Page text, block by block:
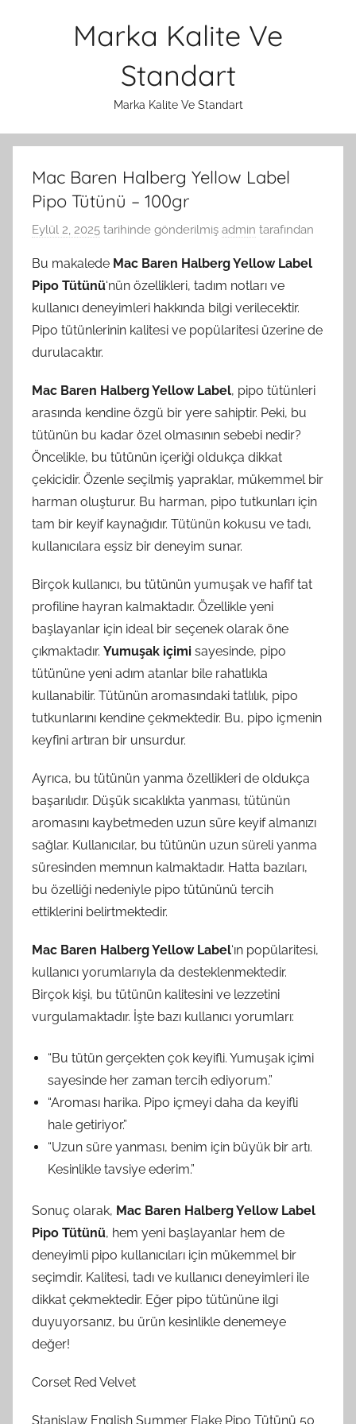
Marka Kalite Ve
Standart
Marka Kalite Ve Standart
Mac Baren Halberg Yellow Label
Pipo Tütünü – 100gr
Eylül 2, 2025 tarihinde gönderilmiş admin tarafından
Bu makalede Mac Baren Halberg Yellow Label
Pipo Tütünü‘nün özellikleri, tadım notları ve
kullanıcı deneyimleri hakkında bilgi verilecektir.
Pipo tütünlerinin kalitesi ve popülaritesi üzerine de
durulacaktır.
Mac Baren Halberg Yellow Label, pipo tütünleri
arasında kendine özgü bir yere sahiptir. Peki, bu
tütünün bu kadar özel olmasının sebebi nedir?
Öncelikle, bu tütünün içeriği oldukça dikkat
çekicidir. Özenle seçilmiş yapraklar, mükemmel bir
harman oluşturur. Bu harman, pipo tutkunları için
tam bir keyif kaynağıdır. Tütünün kokusu ve tadı,
kullanıcılara eşsiz bir deneyim sunar.
Birçok kullanıcı, bu tütünün yumuşak ve hafif tat
profiline hayran kalmaktadır. Özellikle yeni
başlayanlar için ideal bir seçenek olarak öne
çıkmaktadır. Yumuşak içimi sayesinde, pipo
tütününe yeni adım atanlar bile rahatlıkla
kullanabilir. Tütünün aromasındaki tatlılık, pipo
tutkunlarını kendine çekmektedir. Bu, pipo içmenin
keyfini artıran bir unsurdur.
Ayrıca, bu tütünün yanma özellikleri de oldukça
başarılıdır. Düşük sıcaklıkta yanması, tütünün
aromasını kaybetmeden uzun süre keyif almanızı
sağlar. Kullanıcılar, bu tütünün uzun süreli yanma
süresinden memnun kalmaktadır. Hatta bazıları,
bu özelliği nedeniyle pipo tütününü tercih
ettiklerini belirtmektedir.
Mac Baren Halberg Yellow Label‘ın popülaritesi,
kullanıcı yorumlarıyla da desteklenmektedir.
Birçok kişi, bu tütünün kalitesini ve lezzetini
vurgulamaktadır. İşte bazı kullanıcı yorumları:
“Bu tütün gerçekten çok keyifli. Yumuşak içimi
sayesinde her zaman tercih ediyorum.”
“Aroması harika. Pipo içmeyi daha da keyifli
hale getiriyor.”
“Uzun süre yanması, benim için büyük bir artı.
Kesinlikle tavsiye ederim.”
Sonuç olarak, Mac Baren Halberg Yellow Label
Pipo Tütünü, hem yeni başlayanlar hem de
deneyimli pipo kullanıcıları için mükemmel bir
seçimdir. Kalitesi, tadı ve kullanıcı deneyimleri ile
dikkat çekmektedir. Eğer pipo tütününe ilgi
duyuyorsanız, bu ürün kesinlikle denemeye
değer!
Corset Red Velvet
Stanislaw English Summer Flake Pipo Tütünü 50